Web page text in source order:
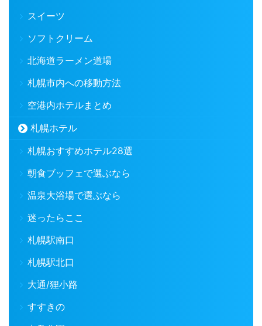
スイーツ
ソフトクリーム
北海道ラーメン道場
札幌市内への移動方法
空港内ホテルまとめ
札幌ホテル
札幌おすすめホテル28選
朝食ブッフェで選ぶなら
温泉大浴場で選ぶなら
迷ったらここ
札幌駅南口
札幌駅北口
大通/狸小路
すすきの